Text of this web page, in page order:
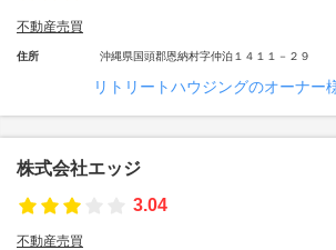
不動産売買
住所 沖縄県国頭郡恩納村字仲泊１４１１－２９
リトリートハウジングのオーナー
株式会社エッジ
3.04
不動産売買